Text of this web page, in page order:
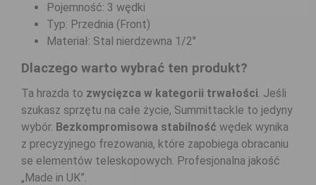
Pojemność: 3 wędki
Typ: Przednia (Front)
Materiał: Stal nierdzewna 1/2"
Dlaczego warto wybrać ten produkt?
Ta hrazda to zwycięzca w kategorii trwałości. Jeśli
szukasz sprzętu na całe życie, Summittackle to jedyny
wybór. Bezkompromisowa stabilność wędek wynika
z precyzyjnego frezowania, które zapobiega obracaniu
se elementów teleskopowych. Profesjonalna jakość
„Made in UK”.